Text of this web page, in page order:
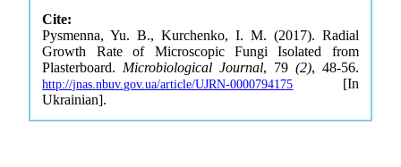
Cite:
Pysmenna, Yu. B., Kurchenko, I. M. (2017). Radial
Growth Rate of Microscopic Fungi Isolated from
Plasterboard. Microbiological Journal, 79 (2), 48-56.
http://jnas.nbuv.gov.ua/article/UJRN-0000794175 [In
Ukrainian].